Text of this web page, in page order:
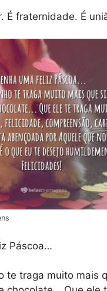
É fraternidade. É
Páscoa…
te traga muito mais